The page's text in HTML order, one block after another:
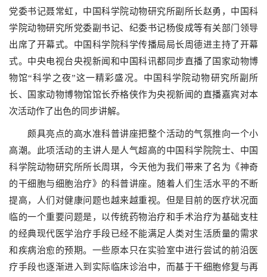
党委书记聂常虹，中国科学院动物研究所副所长赵勇，中国科
学院动物研究所党委副书记、纪委书记杨俊成等有关部门领导
出席了开幕式。中国科学院科学传播局局长周德进主持了开幕
式。中央电视台央视新闻和中国科讯都同步直播了国家动物博
物馆“科学之夜”这一精彩盛况。中国科学院动物研究所副所
长、国家动物博物馆馆长乔格侠作为央视新闻的直播嘉宾对本
次活动作了出色的同步讲解。
颇具亮点的高水准科普讲座把整个活动的气氛推向一个小
高潮。此项活动的主讲人是人气超高的中国科学院院士、中国
科学院动物研究所所长周琪，今天他为我们带来了名为《神奇
的干细胞与细胞治疗》的科普讲座。随着人们生活水平的不断
提高，人们对健康问题也越来越重视。但是目前的医疗状况面
临的一个重要问题是，以传统药物治疗和手术治疗为基础支柱
的经典现代医学治疗手段已经不能满足人类对生活质量的需求
和疾病治愈的预期。一些原本只在实验室中进行尝试的前沿医
疗手段也逐渐进入到实际临床诊治中，而基于干细胞修复与再